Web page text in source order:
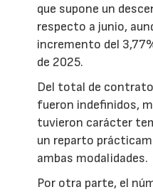
que supone un
respecto a junio,
incremento del
de 2025.
Del total de
fueron indefinidos,
tuvieron carácter
un reparto
ambas modalidades.
Por otra parte, el